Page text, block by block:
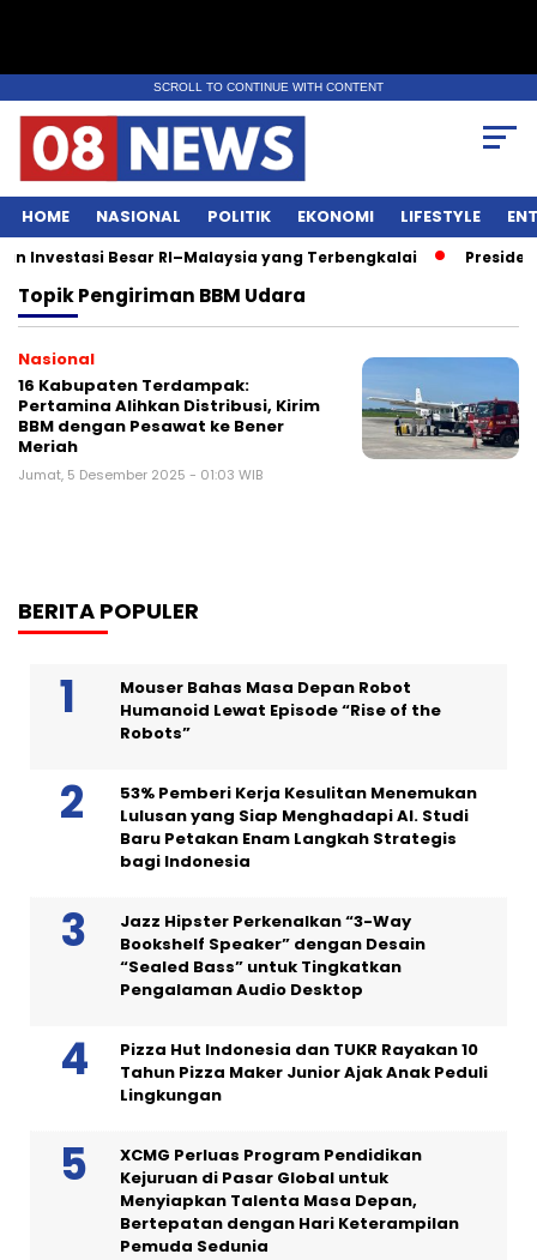
SCROLL TO CONTINUE WITH CONTENT
HOME NASIONAL POLITIK EKONOMI LIFESTYLE
Investasi Besar RI–Malaysia yang Terbengkalai
TopikPengiriman BBM Udara
Nasional
16 Kabupaten Terdampak:
Pertamina Alihkan Distribusi, Kirim
BBM dengan Pesawat ke Bener
Meriah
Jumat, 5 Desember 2025 - 01:03 WIB
BERITA POPULER
Mouser Bahas Masa Depan Robot
Humanoid Lewat Episode “Rise of the
Robots”
53% Pemberi Kerja Kesulitan Menemukan
Lulusan yang Siap Menghadapi AI. Studi
Baru Petakan Enam Langkah Strategis
bagi Indonesia
Jazz Hipster Perkenalkan “3-Way
Bookshelf Speaker” dengan Desain
“Sealed Bass” untuk Tingkatkan
Pengalaman Audio Desktop
Pizza Hut Indonesia dan TUKR Rayakan 10
Tahun Pizza Maker Junior Ajak Anak Peduli
Lingkungan
XCMG Perluas Program Pendidikan
Kejuruan di Pasar Global untuk
Menyiapkan Talenta Masa Depan,
Bertepatan dengan Hari Keterampilan
Pemuda Sedunia